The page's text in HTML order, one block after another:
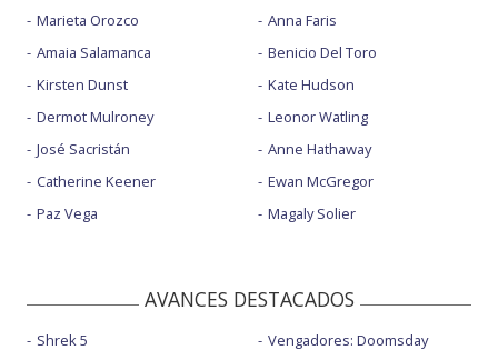
Marieta Orozco
Amaia Salamanca
Kirsten Dunst
Dermot Mulroney
José Sacristán
Catherine Keener
Paz Vega
Anna Faris
Benicio Del Toro
Kate Hudson
Leonor Watling
Anne Hathaway
Ewan McGregor
Magaly Solier
AVANCES DESTACADOS
Shrek 5
Vengadores: Doomsday